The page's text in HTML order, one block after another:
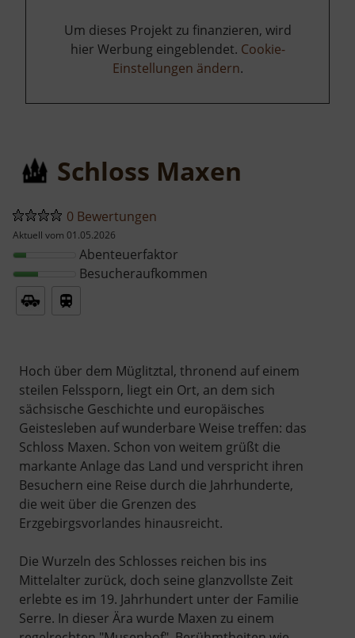
Um dieses Projekt zu finanzieren, wird
hier Werbung eingeblendet. Cookie-
Einstellungen ändern.
Schloss Maxen
0 Bewertungen
Aktuell vom 01.05.2026
Abenteuerfaktor
Besucheraufkommen
Hoch über dem Müglitztal, thronend auf einem
steilen Felssporn, liegt ein Ort, an dem sich
sächsische Geschichte und europäisches
Geistesleben auf wunderbare Weise treffen: das
Schloss Maxen. Schon von weitem grüßt die
markante Anlage das Land und verspricht ihren
Besuchern eine Reise durch die Jahrhunderte,
die weit über die Grenzen des
Erzgebirgsvorlandes hinausreicht.
Die Wurzeln des Schlosses reichen bis ins
Mittelalter zurück, doch seine glanzvollste Zeit
erlebte es im 19. Jahrhundert unter der Familie
Serre. In dieser Ära wurde Maxen zu einem